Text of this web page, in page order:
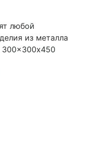
любой
из металла
300×300х450